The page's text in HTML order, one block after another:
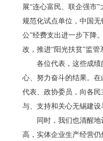
展“连心富民、联企强市
规范化试点单位，中国
公”经费支出进一步下降
改，推进“阳光扶贫”监
各位代表，这些成绩的
心、努力奋斗的结果。
代表、政协委员，向各
与、支持和关心无锡建
同时，我们也清醒地认
高，实体企业生产经营